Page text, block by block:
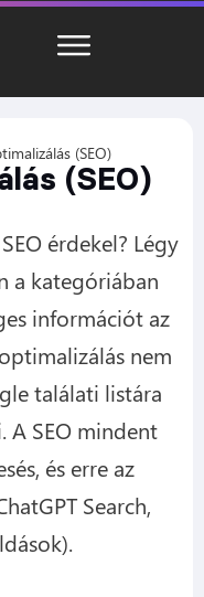
(SEO)
(SEO)
érdekel? Légy
a kategóriában
információt az
nem
találati listára
SEO mindent
és erre az
Search,